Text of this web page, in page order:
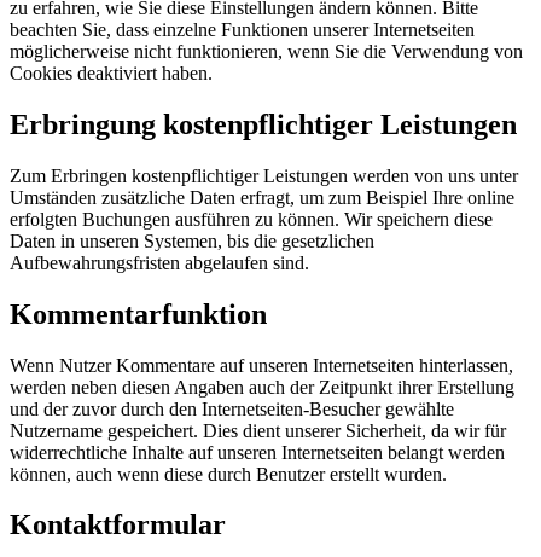
zu erfahren, wie Sie diese Einstellungen ändern können. Bitte
beachten Sie, dass einzelne Funktionen unserer Internetseiten
möglicherweise nicht funktionieren, wenn Sie die Verwendung von
Cookies deaktiviert haben.
Erbringung kostenpflichtiger Leistungen
Zum Erbringen kostenpflichtiger Leistungen werden von uns unter
Umständen zusätzliche Daten erfragt, um zum Beispiel Ihre online
erfolgten Buchungen ausführen zu können. Wir speichern diese
Daten in unseren Systemen, bis die gesetzlichen
Aufbewahrungsfristen abgelaufen sind.
Kommentarfunktion
Wenn Nutzer Kommentare auf unseren Internetseiten hinterlassen,
werden neben diesen Angaben auch der Zeitpunkt ihrer Erstellung
und der zuvor durch den Internetseiten-Besucher gewählte
Nutzername gespeichert. Dies dient unserer Sicherheit, da wir für
widerrechtliche Inhalte auf unseren Internetseiten belangt werden
können, auch wenn diese durch Benutzer erstellt wurden.
Kontaktformular